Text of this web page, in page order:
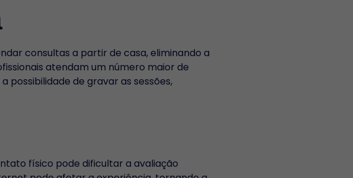
consultas a partir de casa, eliminando a
atendam um número maior de
possibilidade de gravar as sessões,
físico pode dificultar a avaliação